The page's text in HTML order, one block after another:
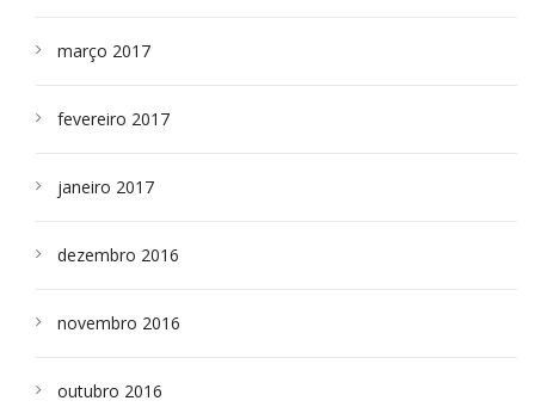
março 2017
fevereiro 2017
janeiro 2017
dezembro 2016
novembro 2016
outubro 2016